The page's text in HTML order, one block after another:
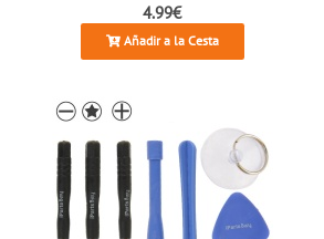
4.99€
Añadir a la Cesta